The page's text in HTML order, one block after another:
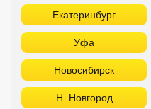
Екатеринбург
Уфа
Новосибирск
Н. Новгород